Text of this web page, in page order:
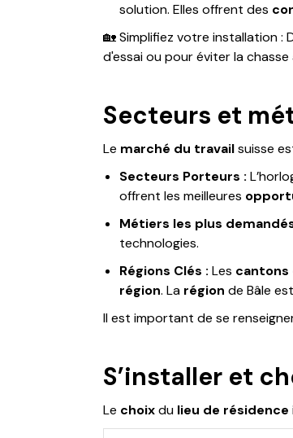
solution. Elles offrent des
🏡 Simplifiez votre installation :
d'essai ou pour éviter la chasse
Secteurs et
Le marché du travailsuisse
Secteurs Porteurs :
offrent les meilleures
Métiers les plus
technologies.
Régions Clés : Les cantons
région. La région de Bâle
Il est important de se
S’installer et
Le choixdu lieu de résidence